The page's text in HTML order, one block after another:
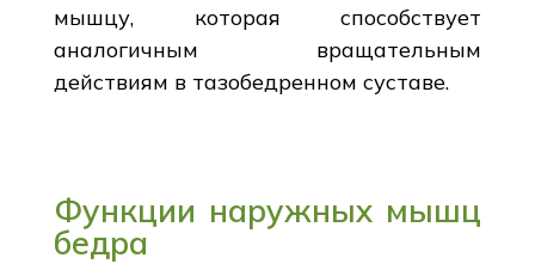
мышцу, которая способствует
аналогичным вращательным
действиям в тазобедренном суставе.
Функции наружных мышц
бедра